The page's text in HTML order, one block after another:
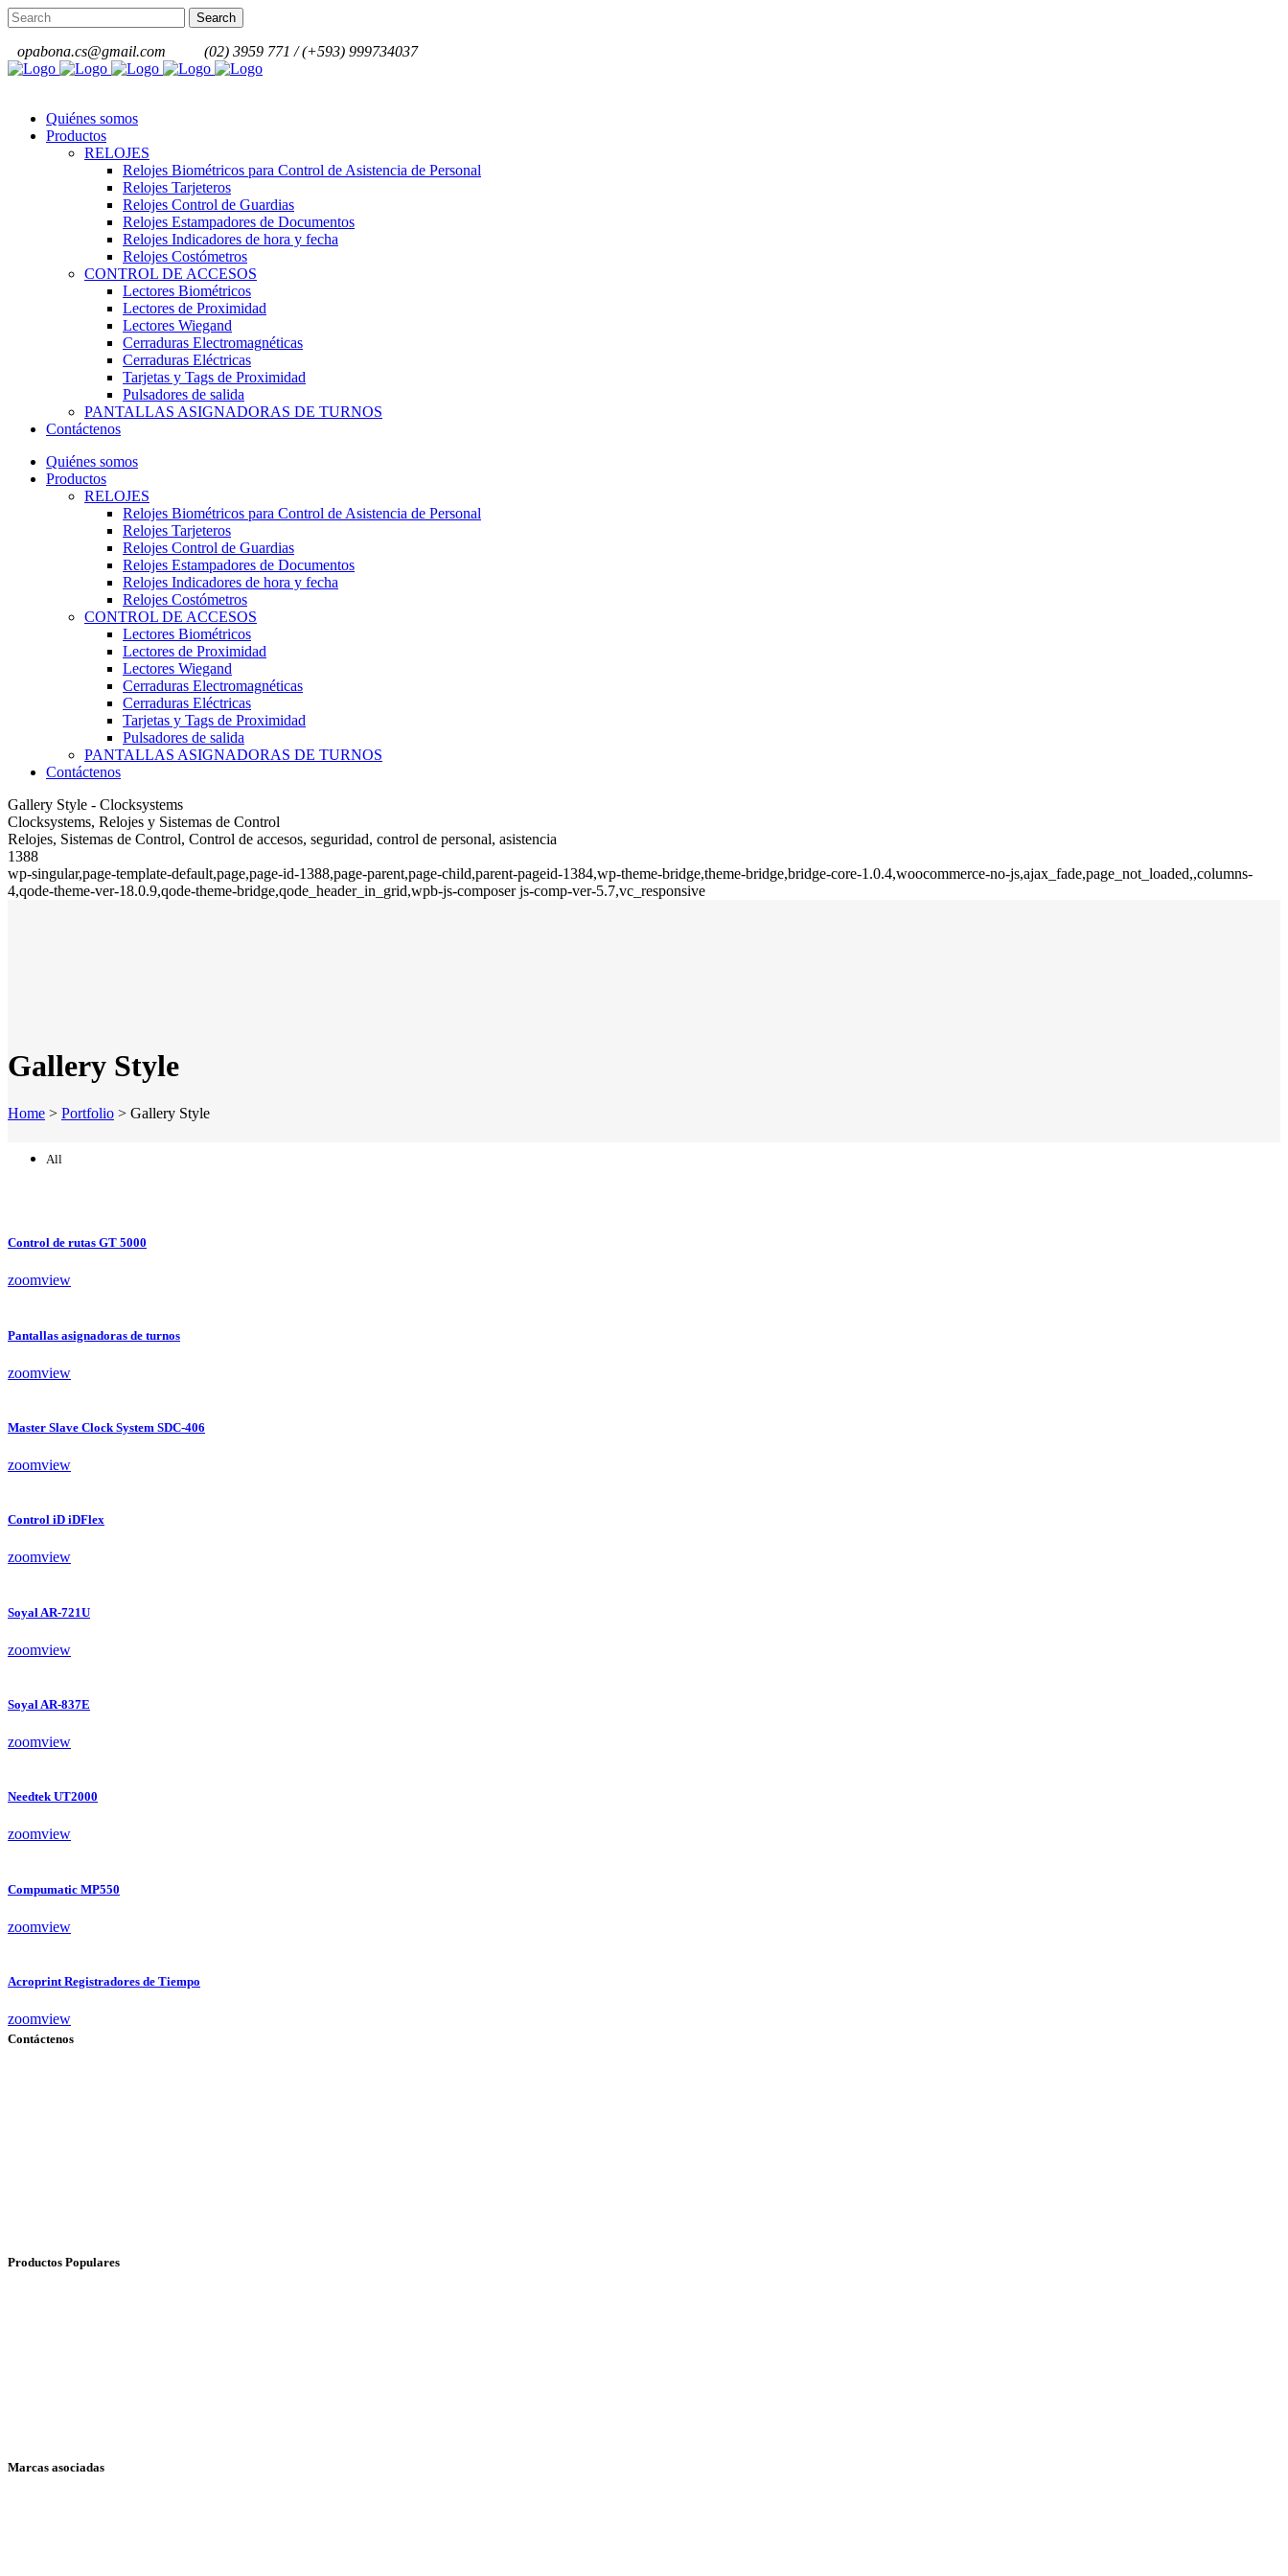
opabona.cs@gmail.com (02) 3959 771 / (+593) 999734037
Quiénes somos
Productos
RELOJES
Relojes Biométricos para Control de Asistencia de Personal
Relojes Tarjeteros
Relojes Control de Guardias
Relojes Estampadores de Documentos
Relojes Indicadores de hora y fecha
Relojes Costómetros
CONTROL DE ACCESOS
Lectores Biométricos
Lectores de Proximidad
Lectores Wiegand
Cerraduras Electromagnéticas
Cerraduras Eléctricas
Tarjetas y Tags de Proximidad
Pulsadores de salida
PANTALLAS ASIGNADORAS DE TURNOS
Contáctenos
Quiénes somos
Productos
RELOJES
Relojes Biométricos para Control de Asistencia de Personal
Relojes Tarjeteros
Relojes Control de Guardias
Relojes Estampadores de Documentos
Relojes Indicadores de hora y fecha
Relojes Costómetros
CONTROL DE ACCESOS
Lectores Biométricos
Lectores de Proximidad
Lectores Wiegand
Cerraduras Electromagnéticas
Cerraduras Eléctricas
Tarjetas y Tags de Proximidad
Pulsadores de salida
PANTALLAS ASIGNADORAS DE TURNOS
Contáctenos
Gallery Style - Clocksystems
Clocksystems, Relojes y Sistemas de Control
Relojes, Sistemas de Control, Control de accesos, seguridad, control de personal, asistencia
1388
wp-singular,page-template-default,page,page-id-1388,page-parent,page-child,parent-pageid-1384,wp-theme-bridge,theme-bridge,bridge-core-1.0.4,woocommerce-no-js,ajax_fade,page_not_loaded,,columns-
4,qode-theme-ver-18.0.9,qode-theme-bridge,qode_header_in_grid,wpb-js-composer js-comp-ver-5.7,vc_responsive
Gallery Style
Home > Portfolio > Gallery Style
All
Control de rutas GT 5000
zoomview
Pantallas asignadoras de turnos
zoomview
Master Slave Clock System SDC-406
zoomview
Control iD iDFlex
zoomview
Soyal AR-721U
zoomview
Soyal AR-837E
zoomview
Needtek UT2000
zoomview
Compumatic MP550
zoomview
Acroprint Registradores de Tiempo
zoomview
Contáctenos
Productos Populares
Marcas asociadas